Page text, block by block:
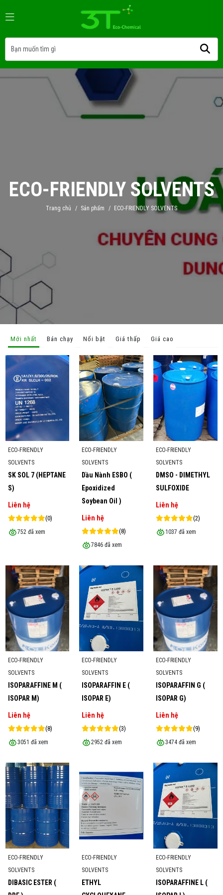
ECO-FRIENDLY SOLVENTS
Trang chủ / Sản phẩm / ECO-FRIENDLY SOLVENTS
Mới nhất Bán chạy Nổi bật Giá thấp Giá cao
ECO-FRIENDLY
SOLVENTS
SK SOL 7 (HEPTANE
S)
Liên hệ
(0)
752 đã xem
ECO-FRIENDLY
SOLVENTS
Dầu Nành ESBO (
Epoxidized
Soybean Oil )
Liên hệ
(8)
7846 đã xem
ECO-FRIENDLY
SOLVENTS
DMSO - DIMETHYL
SULFOXIDE
Liên hệ
(2)
1037 đã xem
ECO-FRIENDLY
SOLVENTS
ISOPARAFFINE M (
ISOPAR M)
Liên hệ
(8)
3051 đã xem
ECO-FRIENDLY
SOLVENTS
ISOPARAFFIN E (
ISOPAR E)
Liên hệ
(3)
2952 đã xem
ECO-FRIENDLY
SOLVENTS
ISOPARAFFIN G (
ISOPAR G)
Liên hệ
(9)
3474 đã xem
ECO-FRIENDLY
SOLVENTS
DIBASIC ESTER (
ECO-FRIENDLY
SOLVENTS
ETHYL
ECO-FRIENDLY
SOLVENTS
ISOPARAFFINE L (